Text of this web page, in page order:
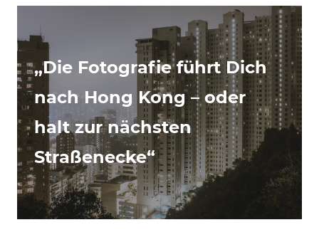
„Die Fotografie führt Dich
nach Hong Kong – oder
halt zur nächsten
Straßenecke“